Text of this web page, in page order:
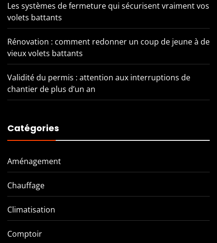
Les systèmes de fermeture qui sécurisent vraiment vos
volets battants
Rénovation : comment redonner un coup de jeune à de
vieux volets battants
Validité du permis : attention aux interruptions de
chantier de plus d’un an
Catégories
Aménagement
Chauffage
Climatisation
Comptoir